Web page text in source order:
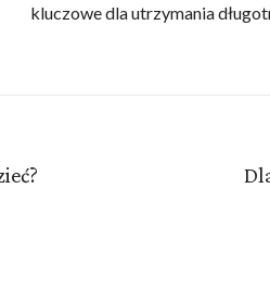
kluczowe dla utrzymania